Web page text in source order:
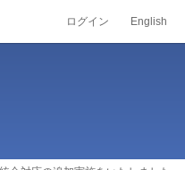
ログイン English